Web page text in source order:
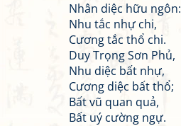
Nhân diệc hữu ngôn:
Nhu tắc nhự chi,
Cương tắc thổ chi.
Duy Trọng Sơn Phủ,
Nhu diệc bất nhự,
Cương diệc bất thổ;
Bất vũ quan quả,
Bất uý cường ngự.